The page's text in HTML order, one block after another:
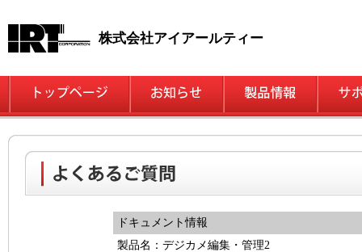
株式会社アイアールティー
ドキュメント情報
製品名：デジカメ編集・管理2